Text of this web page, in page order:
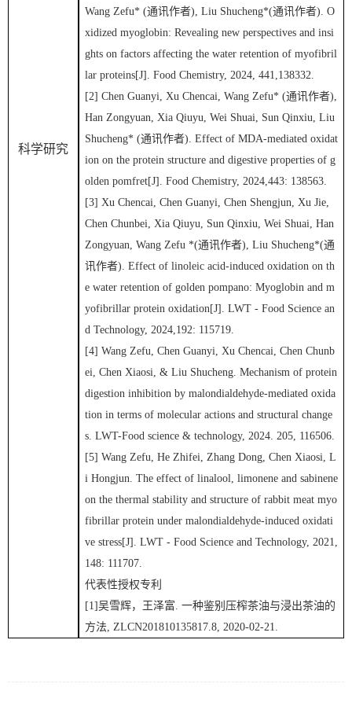
科学研究
Wang Zefu* (通讯作者), Liu Shucheng*(通讯作者). O
xidized myoglobin: Revealing new perspectives and insi
ghts on factors affecting the water retention of myofibril
lar proteins[J]. Food Chemistry, 2024, 441,138332.
[2] Chen Guanyi, Xu Chencai, Wang Zefu* (通讯作者),
Han Zongyuan, Xia Qiuyu, Wei Shuai, Sun Qinxiu, Liu
Shucheng* (通讯作者). Effect of MDA-mediated oxidat
ion on the protein structure and digestive properties of g
olden pomfret[J]. Food Chemistry, 2024,443: 138563.
[3] Xu Chencai, Chen Guanyi, Chen Shengjun, Xu Jie,
Chen Chunbei, Xia Qiuyu, Sun Qinxiu, Wei Shuai, Han
Zongyuan, Wang Zefu *(通讯作者), Liu Shucheng*(通
讯作者). Effect of linoleic acid-induced oxidation on th
e water retention of golden pompano: Myoglobin and m
yofibrillar protein oxidation[J]. LWT - Food Science an
d Technology, 2024,192: 115719.
[4] Wang Zefu, Chen Guanyi, Xu Chencai, Chen Chunb
ei, Chen Xiaosi, & Liu Shucheng. Mechanism of protein
digestion inhibition by malondialdehyde-mediated oxida
tion in terms of molecular actions and structural change
s. LWT-Food science & technology, 2024. 205, 116506.
[5] Wang Zefu, He Zhifei, Zhang Dong, Chen Xiaosi, L
i Hongjun. The effect of linalool, limonene and sabinene
on the thermal stability and structure of rabbit meat myo
fibrillar protein under malondialdehyde-induced oxidati
ve stress[J]. LWT - Food Science and Technology, 2021,
148: 111707.
代表性授权专利
[1]吴雪辉， 王泽富. 一种鉴别压榨茶油与浸出茶油的
方法, ZLCN201810135817.8, 2020-02-21.